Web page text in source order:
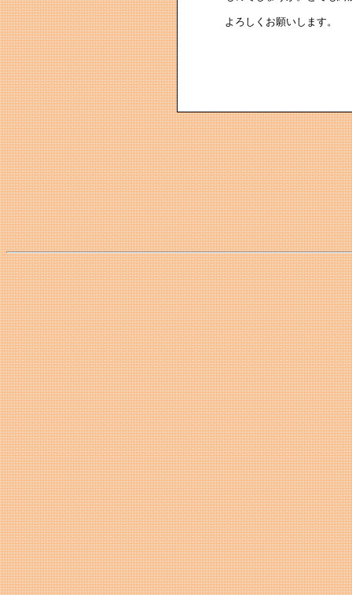
よろしくお願いします。